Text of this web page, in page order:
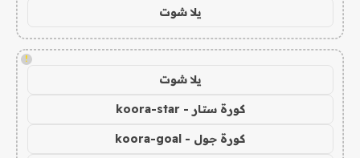
يلا شوت
!
يلا شوت
كورة ستار - koora-star
كورة جول - koora-goal